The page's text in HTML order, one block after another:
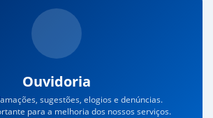
Ouvidoria
sugestões, elogios e denúncias.
para a melhoria dos nossos serviços.